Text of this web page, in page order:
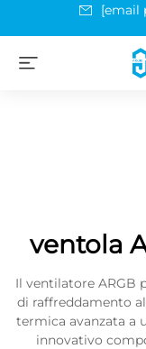
[email
ventola
Il ventilatore ARGB
di raffreddamento
termica avanzata a
innovativo